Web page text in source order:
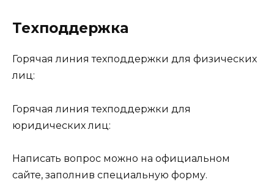
Техподдержка
Горячая линия техподдержки для физических
лиц:
Горячая линия техподдержки для
юридических лиц:
Написать вопрос можно на официальном
сайте, заполнив специальную форму.